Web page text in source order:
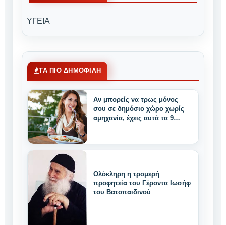
ΥΓΕΙΑ
ΤΑ ΠΙΟ ΔΗΜΟΦΙΛΗ
Αν μπορείς να τρως μόνος
σου σε δημόσιο χώρο χωρίς
αμηχανία, έχεις αυτά τα 9
Ολόκληρη η τρομερή
προφητεία του Γέροντα Ιωσήφ
του Βατοπαιδινού